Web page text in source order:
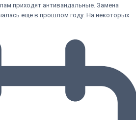
приходят антивандальные. Замена
еще в прошлом году. На некоторых